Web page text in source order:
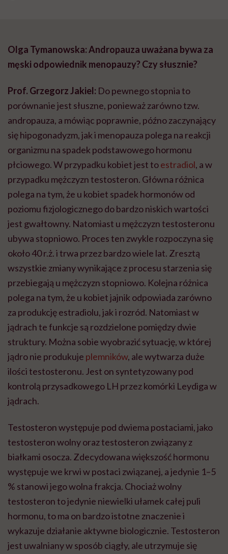
Olga Tymanowska: Andropauza uważana bywa za
męski odpowiednik menopauzy? Czy słusznie?
Prof. Grzegorz Jakiel: Do pewnego stopnia to
porównanie jest słuszne, ponieważ zarówno tzw.
andropauza, a mówiąc poprawnie, późno zaczynający
się hipogonadyzm, jak i menopauza polega na reakcji
organizmu na spadek podstawowego hormonu
płciowego. W przypadku kobiet jest toestradiol, a w
przypadku mężczyzn testosteron. Główna różnica
polega na tym, że u kobiet spadek hormonów od
poziomu fizjologicznego do bardzo niskich wartości
jest gwałtowny. Natomiast u mężczyzn testosteronu
ubywa stopniowo. Proces ten zwykle rozpoczyna się
około 40 r.ż. i trwa przez bardzo wiele lat. Zresztą
wszystkie zmiany wynikające z procesu starzenia się
przebiegają u mężczyzn stopniowo. Kolejna różnica
polega na tym, że u kobiet jajnik odpowiada zarówno
za produkcję estradiolu, jak i rozród. Natomiast w
jądrach te funkcje są rozdzielone pomiędzy dwie
struktury. Można sobie wyobrazić sytuację, w której
jądro nie produkuje plemników, ale wytwarza duże
ilości testosteronu. Jest on syntetyzowany pod
kontrolą przysadkowego LH przez komórki Leydiga w
jądrach.
Testosteron występuje pod dwiema postaciami, jako
testosteron wolny oraz testosteron związany z
białkami osocza. Zdecydowana większość hormonu
występuje we krwi w postaci związanej, a jedynie 1–5
% stanowi jego wolna frakcja. Chociaż wolny
testosteron to jedynie niewielki ułamek całej puli
hormonu, to ma on bardzo istotne znaczenie i
wykazuje działanie aktywne biologicznie. Testosteron
jest uwalniany w sposób ciągły, ale utrzymuje się